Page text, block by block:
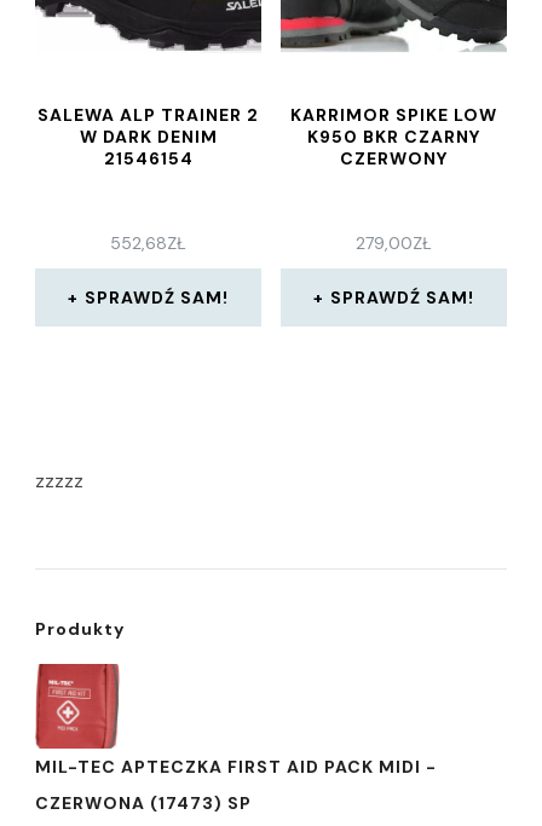
SALEWA ALP TRAINER 2
W DARK DENIM
21546154
552,68ZŁ
SPRAWDŹ SAM!
KARRIMOR SPIKE LOW
K950 BKR CZARNY
CZERWONY
279,00ZŁ
SPRAWDŹ SAM!
zzzzz
Produkty
MIL-TEC APTECZKA FIRST AID PACK MIDI -
CZERWONA (17473) SP